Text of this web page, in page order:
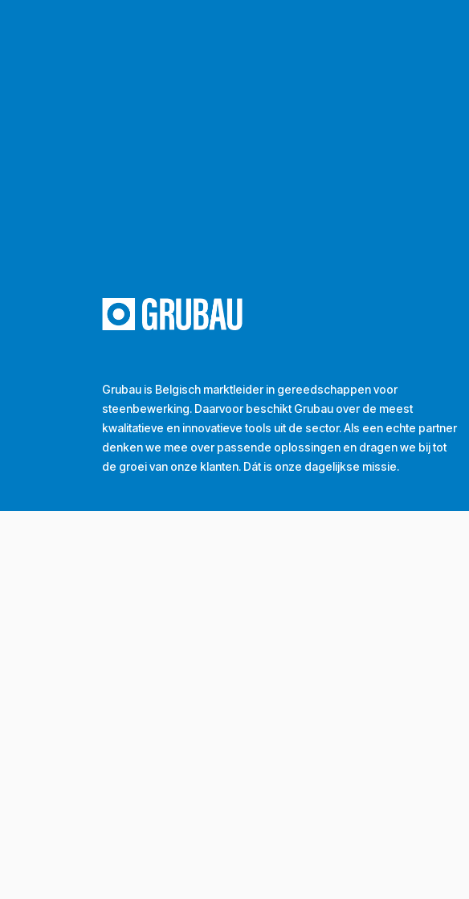
Grubau is Belgisch marktleider in gereedschappen voor
steenbewerking. Daarvoor beschikt Grubau over de meest
kwalitatieve en innovatieve tools uit de sector. Als een echte partner
denken we mee over passende oplossingen en dragen we bij tot
de groei van onze klanten. Dát is onze dagelijkse missie.